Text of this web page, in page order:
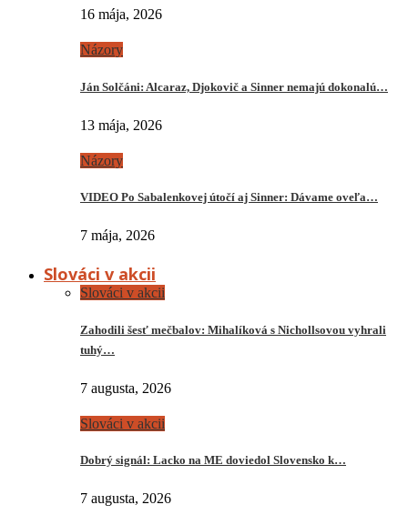
16 mája, 2026
Názory
Ján Solčáni: Alcaraz, Djokovič a Sinner nemajú dokonalú…
13 mája, 2026
Názory
VIDEO Po Sabalenkovej útočí aj Sinner: Dávame oveľa…
7 mája, 2026
Slováci v akcii
Slováci v akcii
Zahodili šesť mečbalov: Mihalíková s Nichollsovou vyhrali
tuhý…
7 augusta, 2026
Slováci v akcii
Dobrý signál: Lacko na ME doviedol Slovensko k…
7 augusta, 2026